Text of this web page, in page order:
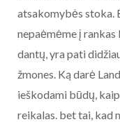
atsakomybės stoka.
nepaėmėme į rankas
dantų, yra pati
žmones. Ką darė
ieškodami būdų,
reikalas. bet tai, kad